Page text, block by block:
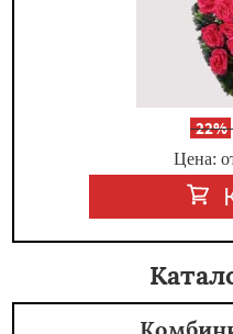
-22%
Цена: